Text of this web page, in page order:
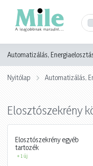
Automatizálás,
Nyitólap Automatizálás,
Elosztószekrény
Elosztószekrény egyéb
tartozék
+ 1 új